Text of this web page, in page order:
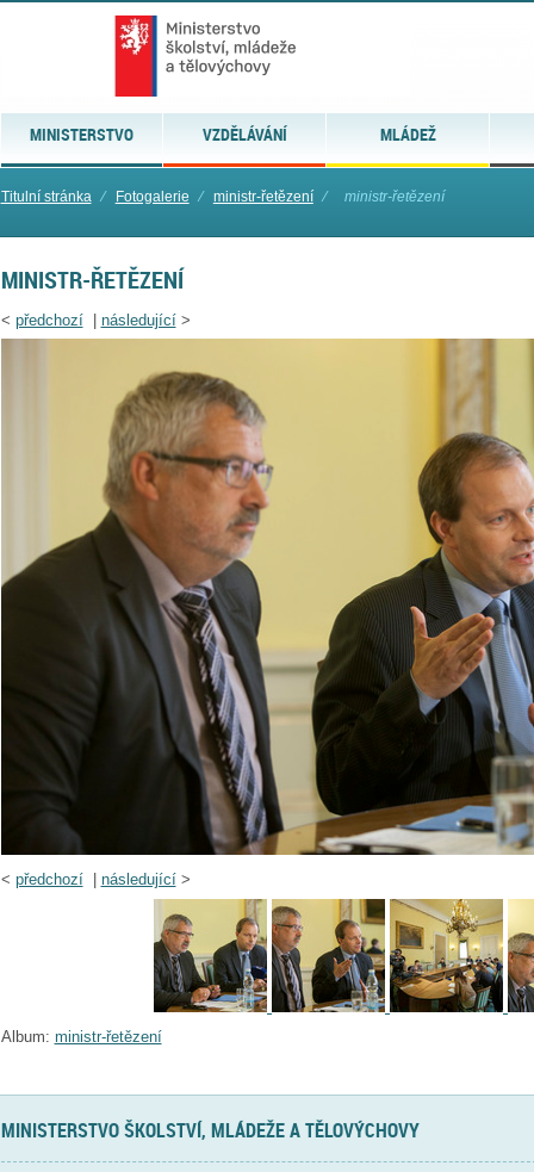
MINISTERSTVO VZDĚLÁVÁNÍ MLÁDEŽ
Titulní stránka ⁄ Fotogalerie ⁄ ministr-řetězení ⁄ ministr-řetězení
MINISTR-ŘETĚZENÍ
< předchozí| následující>
< předchozí| následující>
Album: ministr-řetězení
MINISTERSTVO ŠKOLSTVÍ, MLÁDEŽE A TĚLOVÝCHOVY